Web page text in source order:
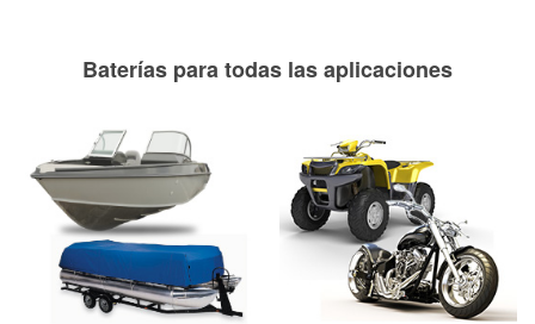
Baterías para todas las aplicaciones